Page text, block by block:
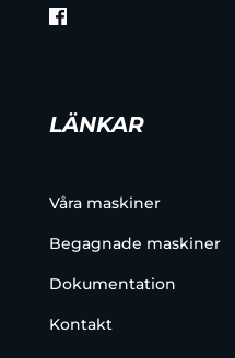
LÄNKAR
Våra maskiner
Begagnade maskiner
Dokumentation
Kontakt